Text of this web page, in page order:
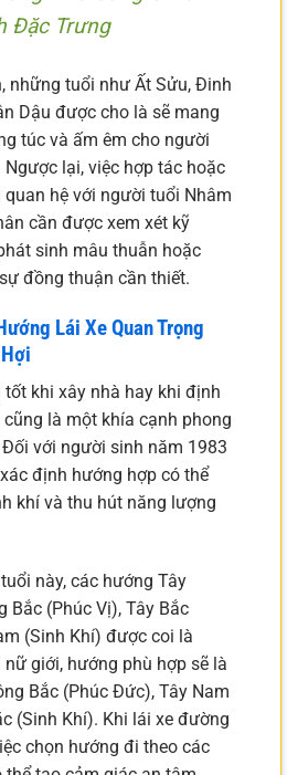
Đặc Trưng
những tuổi như Ất Sửu, Đinh
Dậu được cho là sẽ mang
túc và ấm êm cho người
Ngược lại, việc hợp tác hoặc
hệ với người tuổi Nhâm
cần được xem xét kỹ
sinh mâu thuẫn hoặc
đồng thuận cần thiết.
Lái Xe Quan Trọng
khi xây nhà hay khi định
là một khía cạnh phong
với người sinh năm 1983
định hướng hợp có thể
khí và thu hút năng lượng
này, các hướng Tây
Bắc (Phúc Vị), Tây Bắc
(Sinh Khí) được coi là
giới, hướng phù hợp sẽ là
Bắc (Phúc Đức), Tây Nam
(Sinh Khí). Khi lái xe đường
chọn hướng đi theo các